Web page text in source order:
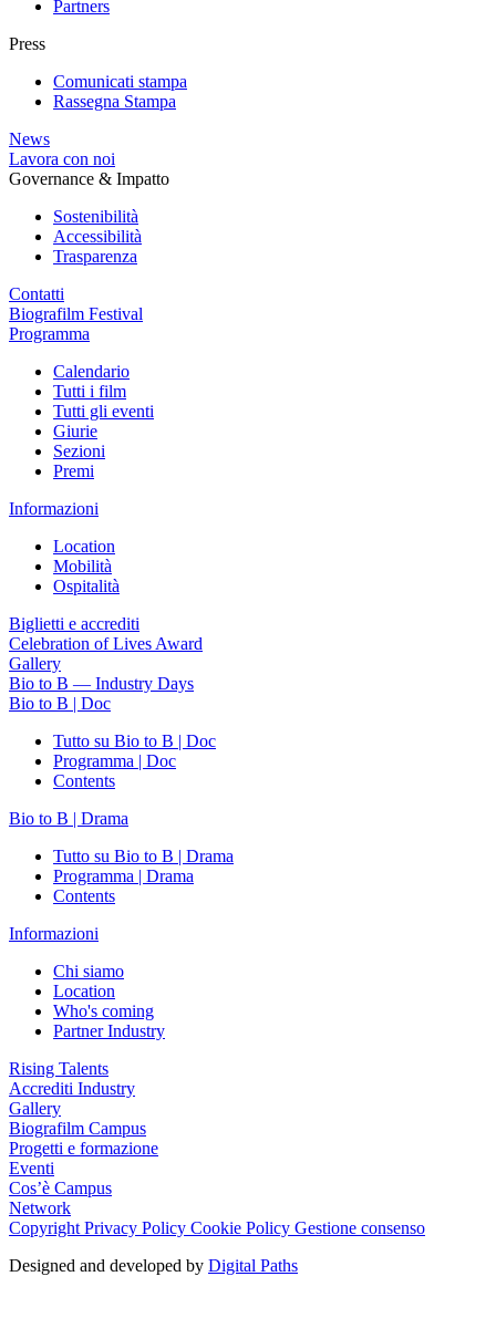
Partners
Press
Comunicati stampa
Rassegna Stampa
News
Lavora con noi
Governance & Impatto
Sostenibilità
Accessibilità
Trasparenza
Contatti
Biografilm Festival
Programma
Calendario
Tutti i film
Tutti gli eventi
Giurie
Sezioni
Premi
Informazioni
Location
Mobilità
Ospitalità
Biglietti e accrediti
Celebration of Lives Award
Gallery
Bio to B — Industry Days
Bio to B | Doc
Tutto su Bio to B | Doc
Programma | Doc
Contents
Bio to B | Drama
Tutto su Bio to B | Drama
Programma | Drama
Contents
Informazioni
Chi siamo
Location
Who's coming
Partner Industry
Rising Talents
Accrediti Industry
Gallery
Biografilm Campus
Progetti e formazione
Eventi
Cos’è Campus
Network
Copyright Privacy Policy Cookie Policy Gestione consenso
Designed and developed by Digital Paths